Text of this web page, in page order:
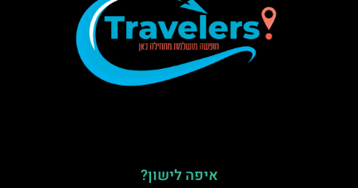
איפה לישון?